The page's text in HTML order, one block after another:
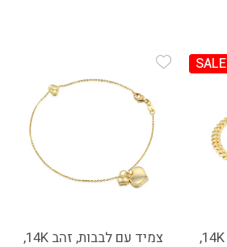
SALE
צמיד זהב לגבר, זהב 14K,
Add Wishlist
צמיד עם לבבות, זהב 14K,